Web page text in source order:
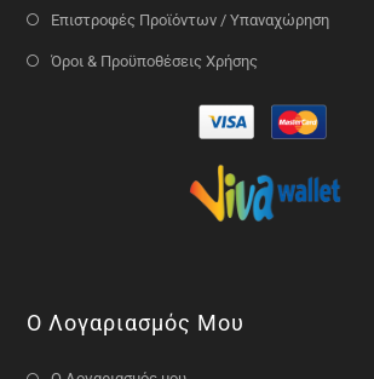
Επιστροφές Προϊόντων / Υπαναχώρηση
Όροι & Προϋποθέσεις Χρήσης
Ο Λογαριασμός Μου